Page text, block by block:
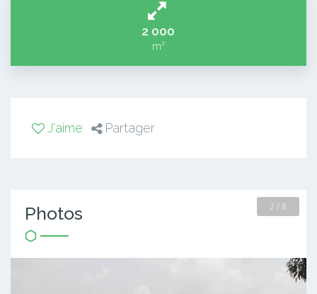
2 000
m²
J'aime Partager
Photos 2 / 8